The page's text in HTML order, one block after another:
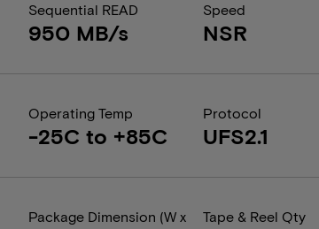
Sequential READ
950 MB/s
Speed
NSR
Operating Temp
-25C to +85C
Protocol
UFS2.1
Package Dimension (W x
Tape & Reel Qty